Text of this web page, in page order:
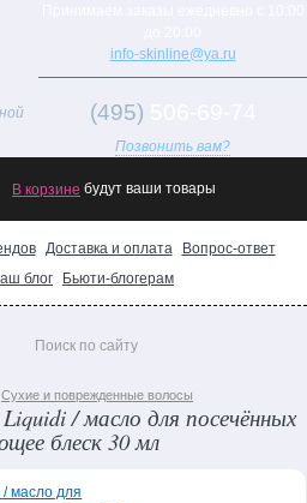
info-skinline@ya.ru
(495)
Позвонить вам?
В корзине будут ваши товары
Доставка и оплата
Вопрос-ответ
блог Бьюти-блогерам
Сухие и поврежденные волосы
/ масло для посечённых
блеск 30 мл